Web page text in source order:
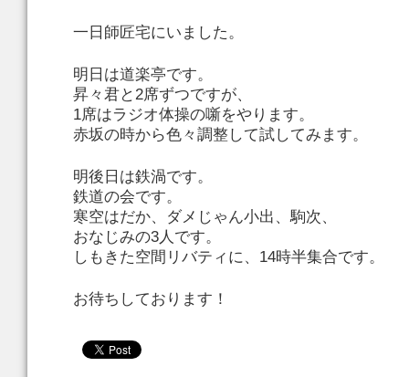
一日師匠宅にいました。
明日は道楽亭です。
昇々君と2席ずつですが、
1席はラジオ体操の噺をやります。
赤坂の時から色々調整して試してみます。
明後日は鉄渦です。
鉄道の会です。
寒空はだか、ダメじゃん小出、駒次、
おなじみの3人です。
しもきた空間リバティに、14時半集合です。
お待ちしております！